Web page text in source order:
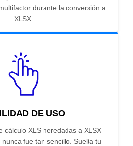
durante la conversión a
XLSX.
DE USO
cálculo XLS heredadas a XLSX
fue tan sencillo. Suelta tu